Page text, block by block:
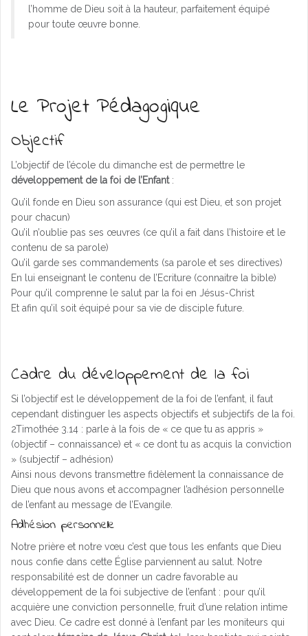
l’homme de Dieu soit à la hauteur, parfaitement équipé
pour toute œuvre bonne.
Le Projet Pédagogique
Objectif
L’objectif de l’école du dimanche est de permettre le
développement de la foi de l’Enfant:
Qu’il fonde en Dieu son assurance (qui est Dieu, et son projet
pour chacun)
Qu’il n’oublie pas ses œuvres (ce qu’il a fait dans l’histoire et le
contenu de sa parole)
Qu’il garde ses commandements (sa parole et ses directives)
En lui enseignant le contenu de l’Ecriture (connaitre la bible)
Pour qu’il comprenne le salut par la foi en Jésus-Christ
Et afin qu’il soit équipé pour sa vie de disciple future.
Cadre du développement de la foi
Si l’objectif est le développement de la foi de l’enfant, il faut
cependant distinguer les aspects objectifs et subjectifs de la foi.
2Timothée 3.14 : parle à la fois de « ce que tu as appris »
(objectif – connaissance) et « ce dont tu as acquis la conviction
» (subjectif – adhésion)
Ainsi nous devons transmettre fidèlement la connaissance de
Dieu que nous avons et accompagner l’adhésion personnelle
de l’enfant au message de l’Evangile.
Adhésion personnelle
Notre prière et notre vœu c’est que tous les enfants que Dieu
nous confie dans cette Église parviennent au salut. Notre
responsabilité est de donner un cadre favorable au
développement de la foi subjective de l’enfant : pour qu’il
acquière une conviction personnelle, fruit d’une relation intime
avec Dieu. Ce cadre est donné à l’enfant par les moniteurs qui